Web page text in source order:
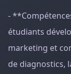
-
étudiants
marketing et
de diagnostics,